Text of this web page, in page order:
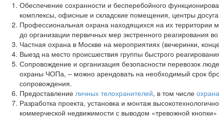
Обеспечение сохранности и бесперебойного
комплексы, офисные и складские помещения, центры
Профессиональная охрана находящихся на их территории
до организации первичных мер экстренного реагирования
Частная охрана в Москве на мероприятиях (вечеринки,
Выезд на место происшествия группы быстрого
Сопровождение и организация безопасности перевозок
охраны ЧОПа, – можно арендовать на необходимый срок
сопровождения.
Предоставление личных телохранителей, в том числе
Разработка проекта, установка и монтаж
коммерческой недвижимости с выводом «тревожной